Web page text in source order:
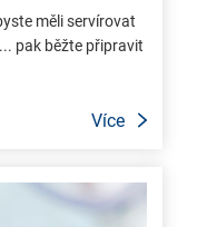
měli servírovat
pak běžte připravit
Více